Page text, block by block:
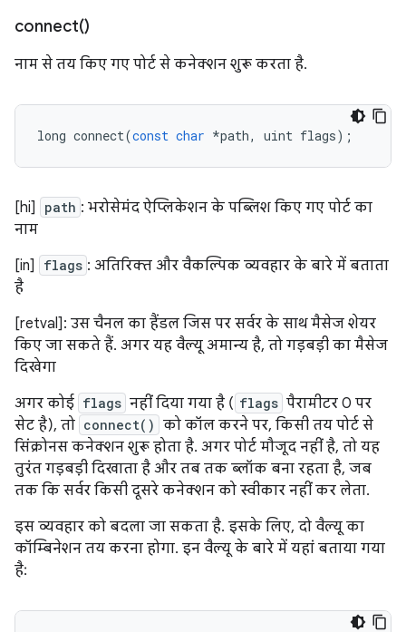
connect()
नाम से तय किए गए पोर्ट से कनेक्शन शुरू करता है.
long connect(const char *path, uint flags);
[hi] path : भरोसेमंद ऐप्लिकेशन के पब्लिश किए गए पोर्ट का
नाम
[in]
flags : अतिरिक्त और वैकल्पिक व्यवहार के बारे में बताता
है
[retval]: उस चैनल का हैंडल जिस पर सर्वर के साथ मैसेज शेयर
किए जा सकते हैं. अगर यह वैल्यू अमान्य है, तो गड़बड़ी का मैसेज
दिखेगा
अगर कोई flags नहीं दिया गया है ( flags पैरामीटर 0 पर
सेट है), तो connect() को कॉल करने पर, किसी तय पोर्ट से
सिंक्रोनस कनेक्शन शुरू होता है. अगर पोर्ट मौजूद नहीं है, तो यह
तुरंत गड़बड़ी दिखाता है और तब तक ब्लॉक बना रहता है, जब
तक कि सर्वर किसी दूसरे कनेक्शन को स्वीकार नहीं कर लेता.
इस व्यवहार को बदला जा सकता है. इसके लिए, दो वैल्यू का
कॉम्बिनेशन तय करना होगा. इन वैल्यू के बारे में यहां बताया गया
है: